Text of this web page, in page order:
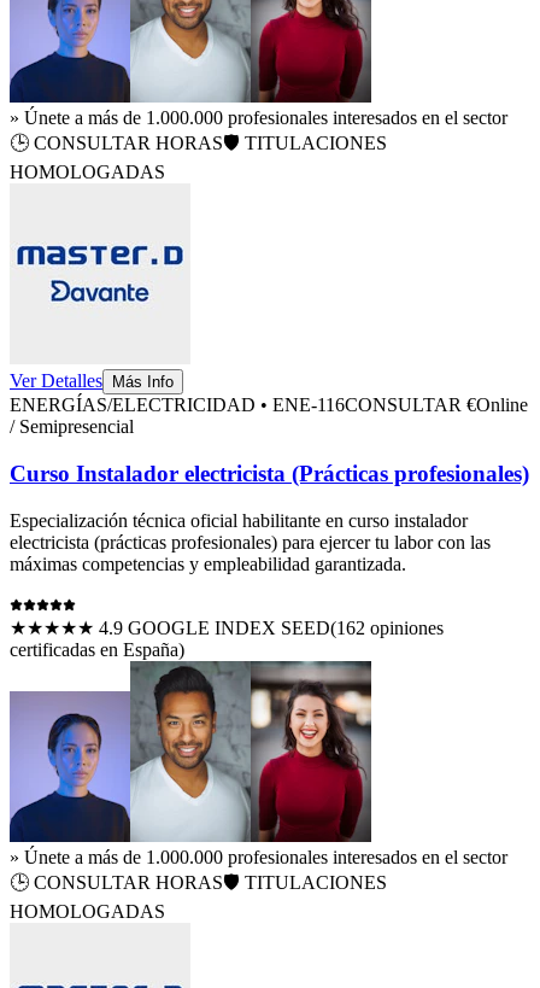
» Únete a más de 1.000.000 profesionales interesados en el sector
🕒 CONSULTAR HORAS🛡️ TITULACIONES
HOMOLOGADAS
Ver Detalles Más Info
ENERGÍAS/ELECTRICIDAD • ENE-116CONSULTAR €Online
/ Semipresencial
Curso Instalador electricista (Prácticas profesionales)
Especialización técnica oficial habilitante en curso instalador
electricista (prácticas profesionales) para ejercer tu labor con las
máximas competencias y empleabilidad garantizada.
★★★★★ 4.9 GOOGLE INDEX SEED(162 opiniones
certificadas en España)
» Únete a más de 1.000.000 profesionales interesados en el sector
🕒 CONSULTAR HORAS🛡️ TITULACIONES
HOMOLOGADAS